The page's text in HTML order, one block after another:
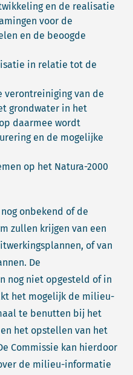
en de realisatie
voor de
en de beoogde
in relatie tot de
verontreiniging van de
grondwater in het
daarmee wordt
en de mogelijke
op het Natura-2000
onbekend of de
zullen krijgen van een
of van
De
nog niet opgesteld of in
het mogelijk de milieu-
te benutten bij het
het opstellen van het
Commissie kan hierdoor
de milieu-informatie